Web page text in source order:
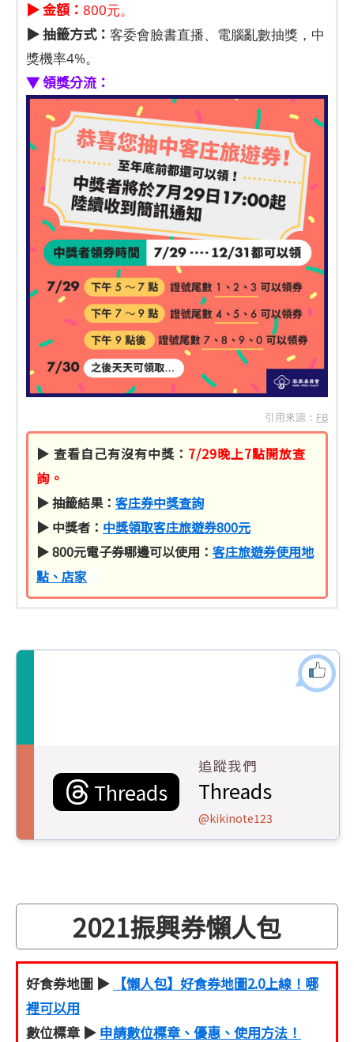
▶ 金額： 800元。
▶ 抽籤方式： 客委會臉書直播、電腦亂數抽獎，中
獎機率4%。
▼ 領獎分流：
引用來源： FB
▶ 查看自己有沒有中獎： 7/29晚上7點開放查
詢。
▶ 抽籤結果： 客庄券中獎查詢
▶ 中獎者： 中獎領取客庄旅遊券800元
▶ 800元電子券哪邊可以使用： 客庄旅遊券使用地
點、店家
Threads
追蹤我們
Threads
@kikinote123
2021振興券懶人包
好食券地圖 ▶ 【懶人包】好食券地圖2.0上線！哪
裡可以用
數位標章 ▶ 申請數位標章、優惠、使用方法！